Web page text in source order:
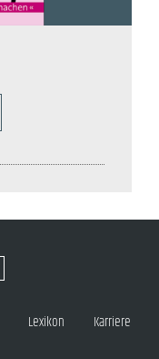
Lexikon Karriere